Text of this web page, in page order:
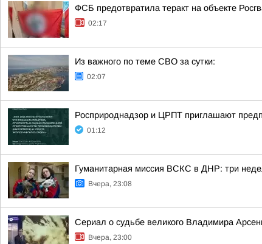
ФСБ предотвратила теракт на объекте
02:17
Из важного по теме СВО за сутки:
02:07
Росприроднадзор и ЦРПТ приглашают
01:12
Гуманитарная миссия ВСКС в ДНР: три
Вчера, 23:08
Сериал о судьбе великого Владимира
Вчера, 23:00